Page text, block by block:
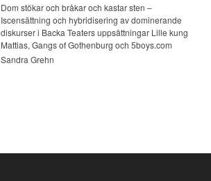
Dom stökar och bråkar och kastar sten –
Iscensättning och hybridisering av dominerande
diskurser i Backa Teaters uppsättningar Lille kung
Mattias, Gangs of Gothenburg och 5boys.com
Sandra Grehn